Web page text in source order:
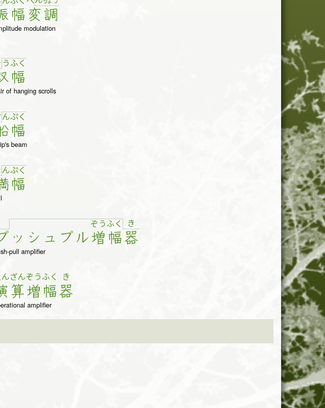
幅 変調
modulation
うふ く
幅
of hanging scrolls
んぷく
幅
beam
んぷく
幅
ッ シュ プル
ぞ う
増
ふ く
幅
き
器
pull amplifier
んざん
算
ぞう
増
ふく
幅
き
器
amplifier